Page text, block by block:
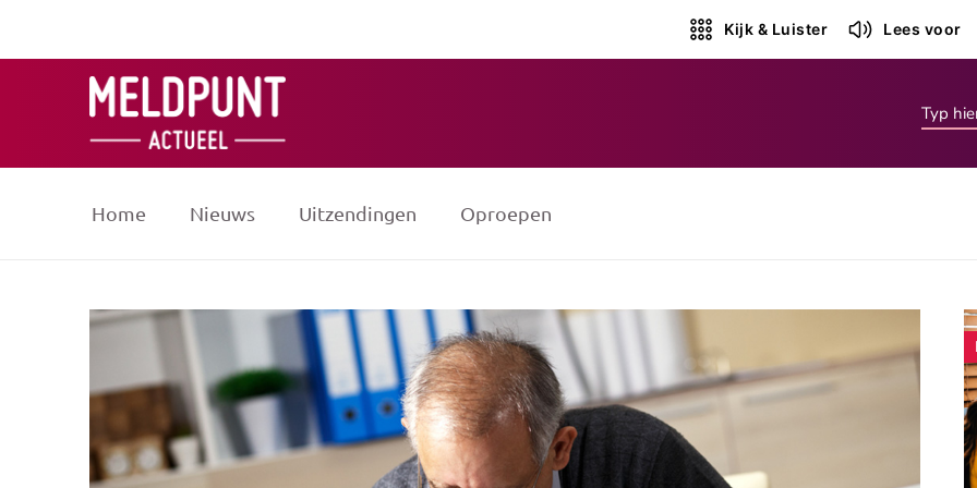
Kijk & Luister Lees voor
Home Nieuws Uitzendingen Oproepen